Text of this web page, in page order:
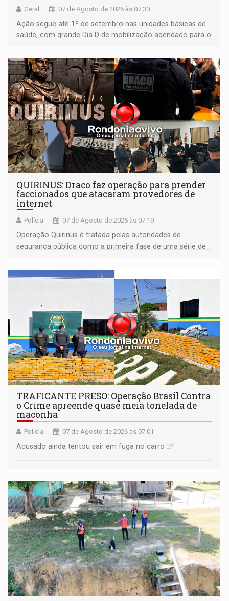
Geral 07 de Agosto de 2026 às 07:30
Ação segue até 1º de setembro nas unidades básicas de
saúde, com grande Dia D de mobilização agendado para o
QUIRINUS: Draco faz operação para prender
faccionados que atacaram provedores de
internet
Polícia 07 de Agosto de 2026 às 07:19
Operação Quirinus é tratada pelas autoridades de
segurança pública como a primeira fase de uma série de
TRAFICANTE PRESO: Operação Brasil Contra
o Crime apreende quase meia tonelada de
maconha
Polícia 07 de Agosto de 2026 às 07:01
Acusado ainda tentou sair em fuga no carro